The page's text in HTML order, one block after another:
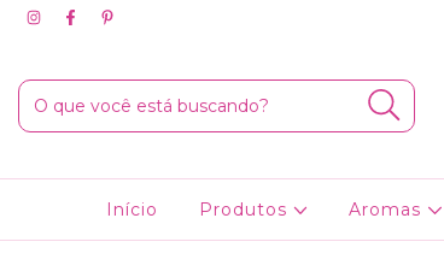
Início Produtos Aromas